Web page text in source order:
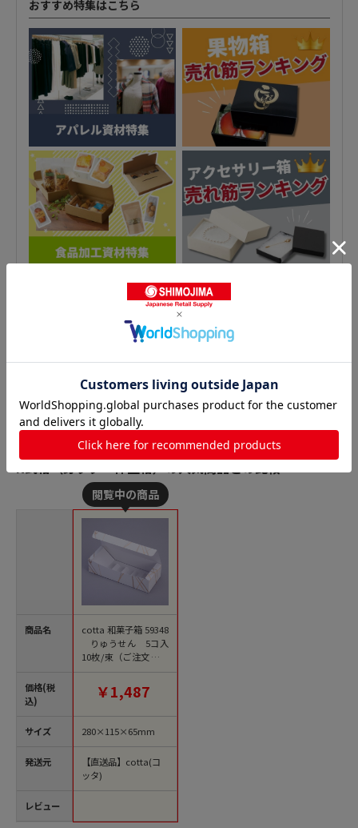
おすすめ特集はこちら
N式箱（身フタ一体型箱）の人気商品との比較
商品名
価格(税
込)
サイズ
発送元
レビュー
cotta 和菓子箱 59348
りゅうせん 5コ入
10枚/束（ご注文単位
1束）【直送品】
￥1,487
280×115×65mm
【直送品】cotta(コ
ッタ)